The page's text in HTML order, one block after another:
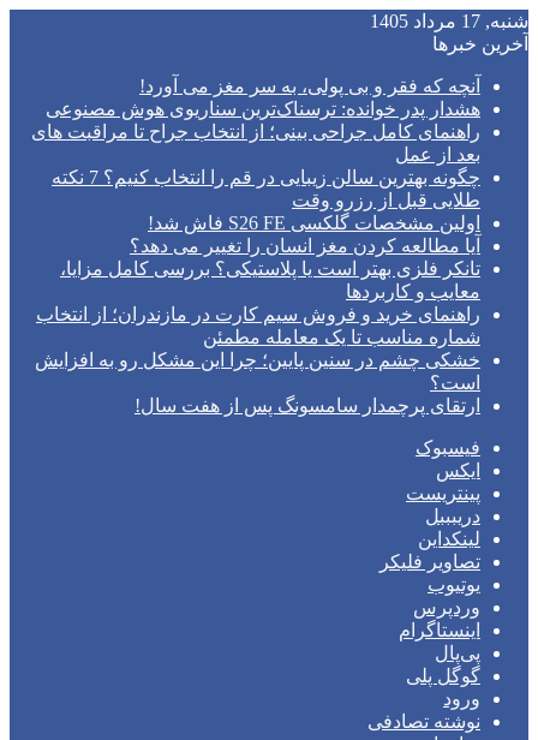
شنبه, 17 مرداد 1405
آخرین خبرها
آنچه که فقر و بی‌ پولی، به سر مغز می‌ آورد!
هشدار پدر خوانده: ترسناک‌ترین سناریوی هوش مصنوعی
راهنمای کامل جراحی بینی؛ از انتخاب جراح تا مراقبت های
بعد از عمل
چگونه بهترین سالن زیبایی در قم را انتخاب کنیم؟ 7 نکته
طلایی قبل از رزرو وقت
اولین مشخصات گلکسی S26 FE فاش شد!
آیا مطالعه کردن مغز انسان را تغییر می‌ دهد؟
تانکر فلزی بهتر است یا پلاستیکی؟ بررسی کامل مزایا،
معایب و کاربردها
راهنمای خرید و فروش سیم کارت در مازندران؛ از انتخاب
شماره مناسب تا یک معامله مطمئن
خشکی چشم در سنین پایین؛ چرا این مشکل رو به افزایش
است؟
ارتقای پرچمدار سامسونگ پس از هفت سال!
فیسبوک
ایکس
پینتریست
دریبببل
لینکداین
تصاویر فلیکر
یوتیوب
وردپرس
اینستاگرام
پی‌پال
گوگل پلی
ورود
نوشته تصادفی